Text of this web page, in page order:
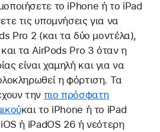
το iPhone ή το iPad
τις υπομνήσεις για να
Pro 2 (και τα δύο μοντέλα),
τα AirPods Pro 3 όταν η
είναι χαμηλή και για να
η φόρτιση. Τα
την πιο πρόσφατη
και το iPhone ή το iPad
ή iPadOS 26 ή νεότερη